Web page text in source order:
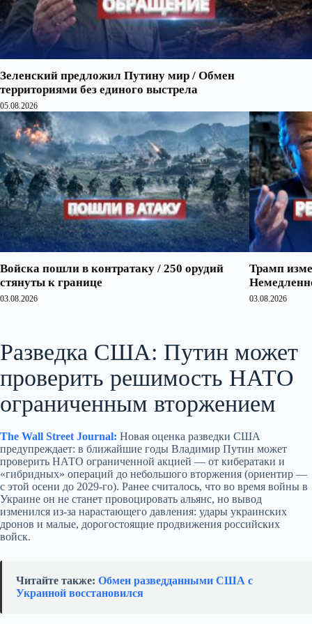
Зеленский предложил Путину мир / Обмен
территориями без единого выстрела
05.08.2026
Войска пошли в контратаку / 250 орудий
стянуты к границе
03.08.2026
Трамп
03.08.2026
Разведка США: Путин может
проверить решимость НАТО
ограниченным вторжением
The Wall Street Journal: Новая оценка разведки США
предупреждает: в ближайшие годы Владимир Путин может
проверить НАТО ограниченной акцией — от кибератаки и
«гибридных» операций до небольшого вторжения (ориентир —
с этой осени до 2029‑го). Ранее считалось, что во время войны в
Украине он не станет провоцировать альянс, но вывод
изменился из‑за нарастающего давления: удары украинских
дронов и малые, дорогостоящие продвижения российских
войск.
Читайте также: Обмен разведданными США с
Украиной восстановился